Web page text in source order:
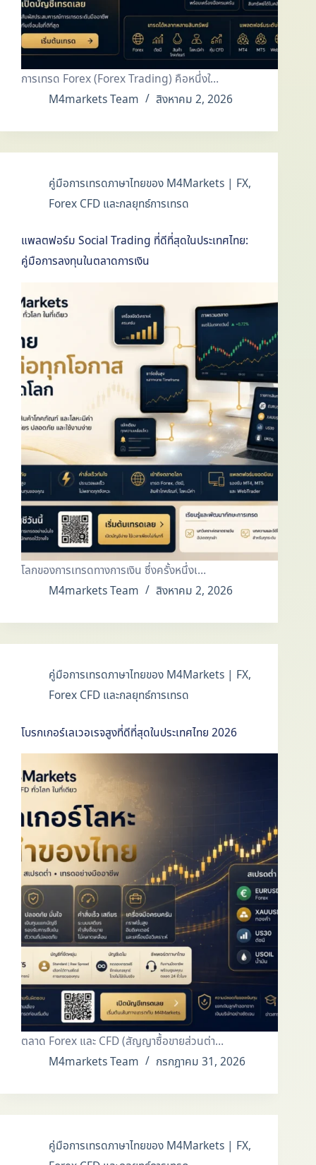
การเทรด Forex (Forex Trading) คือหนึ่งใ…
M4markets Team
สิงหาคม 2, 2026
คู่มือการเทรดภาษาไทยของ M4Markets | FX,
Forex CFD และกลยุทธ์การเทรด
แพลตฟอร์ม Social Trading ที่ดีที่สุดในประเทศไทย:
คู่มือการลงทุนในตลาดการเงิน
โลกของการเทรดทางการเงิน ซึ่งครั้งหนึ่งเ…
M4markets Team
สิงหาคม 2, 2026
คู่มือการเทรดภาษาไทยของ M4Markets | FX,
Forex CFD และกลยุทธ์การเทรด
โบรกเกอร์เลเวอเรจสูงที่ดีที่สุดในประเทศไทย 2026
ตลาด Forex และ CFD (สัญญาซื้อขายส่วนต่า…
M4markets Team
กรกฎาคม 31, 2026
คู่มือการเทรดภาษาไทยของ M4Markets | FX,